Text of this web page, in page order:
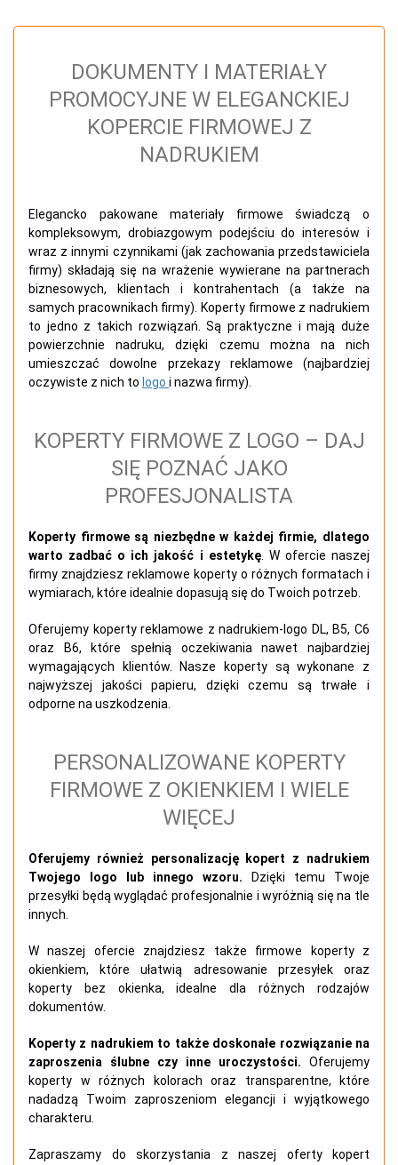
DOKUMENTY I MATERIAŁY
PROMOCYJNE W ELEGANCKIEJ
KOPERCIE FIRMOWEJ Z
NADRUKIEM
Elegancko pakowane materiały firmowe świadczą o
kompleksowym, drobiazgowym podejściu do interesów i
wraz z innymi czynnikami (jak zachowania przedstawiciela
firmy) składają się na wrażenie wywierane na partnerach
biznesowych, klientach i kontrahentach (a także na
samych pracownikach firmy). Koperty firmowe z nadrukiem
to jedno z takich rozwiązań. Są praktyczne i mają duże
powierzchnie nadruku, dzięki czemu można na nich
umieszczać dowolne przekazy reklamowe (najbardziej
oczywiste z nich to logo i nazwa firmy).
KOPERTY FIRMOWE Z LOGO – DAJ
SIĘ POZNAĆ JAKO
PROFESJONALISTA
Koperty firmowe są niezbędne w każdej firmie, dlatego
warto zadbać o ich jakość i estetykę. W ofercie naszej
firmy znajdziesz reklamowe koperty o różnych formatach i
wymiarach, które idealnie dopasują się do Twoich potrzeb.
Oferujemy koperty reklamowe z nadrukiem-logo DL, B5, C6
oraz B6, które spełnią oczekiwania nawet najbardziej
wymagających klientów. Nasze koperty są wykonane z
najwyższej jakości papieru, dzięki czemu są trwałe i
odporne na uszkodzenia.
PERSONALIZOWANE KOPERTY
FIRMOWE Z OKIENKIEM I WIELE
WIĘCEJ
Oferujemy również personalizację kopert z nadrukiem
Twojego logo lub innego wzoru.
Dzięki temu Twoje
przesyłki będą wyglądać profesjonalnie i wyróżnią się na tle
innych.
W naszej ofercie znajdziesz także firmowe koperty z
okienkiem, które ułatwią adresowanie przesyłek oraz
koperty bez okienka, idealne dla różnych rodzajów
dokumentów.
Koperty z nadrukiem to także doskonałe rozwiązanie na
zaproszenia ślubne czy inne uroczystości. Oferujemy
koperty w różnych kolorach oraz transparentne, które
nadadzą Twoim zaproszeniom elegancji i wyjątkowego
charakteru.
Zapraszamy do skorzystania z naszej oferty kopert